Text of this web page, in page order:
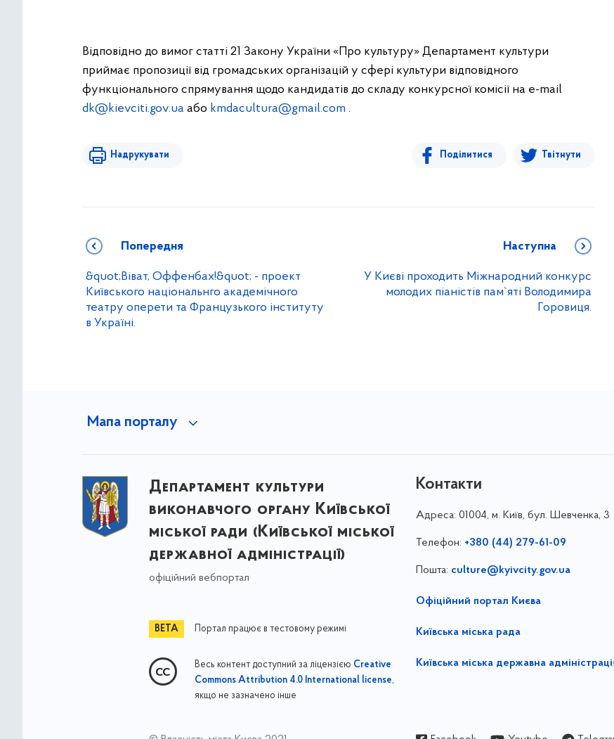
Відповідно до вимог статті 21 Закону України «Про культуру» Департамент культури
приймає пропозиції від громадських організацій у сфері культури відповідного
функціонального спрямування щодо кандидатів до складу конкурсної комісії на e-mail
dk@kievciti.gov.ua або kmdacultura@gmail.com .
Надрукувати Поділитися Твітнути
Попередня
&quot;Віват, Оффенбах!&quot; - проект
Київського національнго академічного
театру оперети та Французького інституту
в Україні.
Наступна
У Києві проходить Міжнародний конкурс
молодих піаністів пам`яті Володимира
Горовиця.
Мапа порталу
Департамент культури
виконавчого органу Київської
міської ради (Київської міської
державної адміністрації)
офіційний вебпортал
Портал працює в тестовому режимі
Весь контент доступний за ліцензією Creative
Commons Attribution 4.0 International license,
якщо не зазначено інше
Контакти
Адреса: 01004, м. Київ, бул. Шевченка, 3
Телефон: +380 (44) 279-61-09
Пошта: culture@kyivcity.gov.ua
Офіційний портал Києва
Київська міська рада
Київська міська державна